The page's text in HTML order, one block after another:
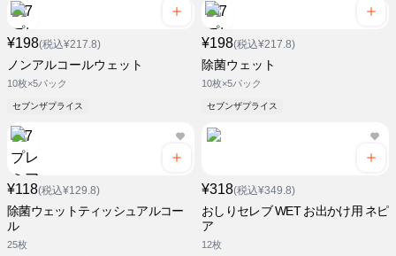
¥198(税込¥217.8)
ノンアルコールウェット
10枚×5パック
セブンザプライス
¥198(税込¥217.8)
除菌ウェット
10枚×5パック
セブンザプライス
¥118(税込¥129.8)
除菌ウェットティッシュアルコー
ル
25枚
¥318(税込¥349.8)
おしりセレブ WET お出かけ用 ネピ
ア
12枚